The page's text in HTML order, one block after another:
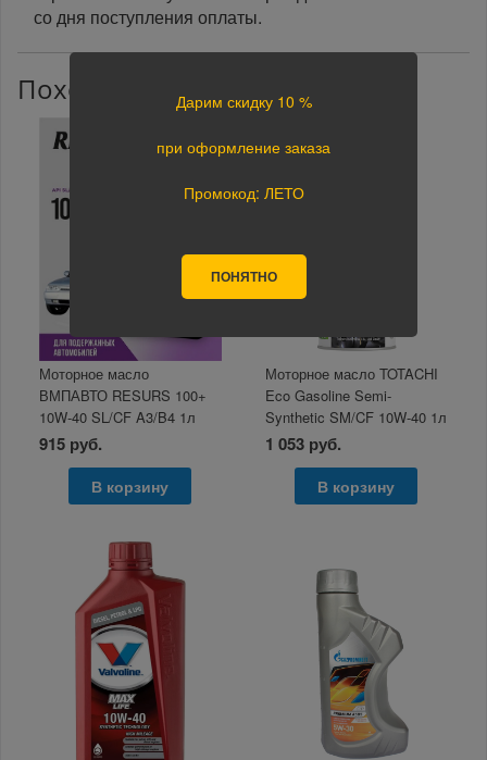
со дня поступления оплаты.
Похожие товары
Моторное масло
ВМПАВТО RESURS 100+
10W-40 SL/CF A3/B4 1л
915 руб.
В корзину
Моторное масло TOTACHI
Eco Gasoline Semi-
Synthetic SM/CF 10W-40 1л
1 053 руб.
В корзину
Дарим скидку 10 %
при оформление заказа
Промокод: ЛЕТО
ПОНЯТНО